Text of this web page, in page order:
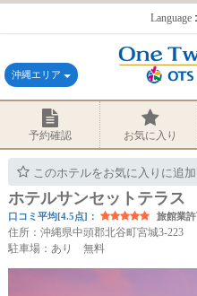
Language
沖縄エリア
予約確認 お気に入り
このホテルをお気に入りに追加
ホテルサンセットテラス
口コミ平均[4.5点]： 旅館業
住所：沖縄県中頭郡北谷町宮城3-223
駐車場：あり 無料